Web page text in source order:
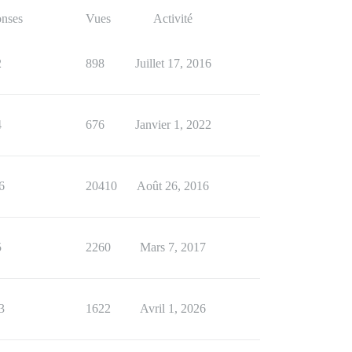
Vues Activité
898 Juillet 17, 2016
676 Janvier 1, 2022
20410 Août 26, 2016
2260 Mars 7, 2017
1622 Avril 1, 2026